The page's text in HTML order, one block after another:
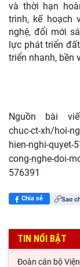
và thời hạn
trình, kế hoạch
nghệ, đổi mới
lực phát triển
triển nhanh, bền
Nguồn bài
chuc-ct-xh/hoi-
hien-nghi-quyet-
cong-nghe-doi-
576391
Chia sẻ Sao
TIN NỔI BẬT
Đoàn cán bộ